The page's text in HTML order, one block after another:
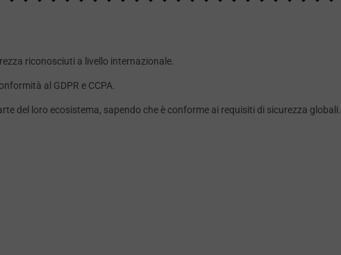
riconosciuti a livello internazionale.
al GDPR e CCPA.
del loro ecosistema, sapendo che è conforme ai requisiti di sicurezza globali.